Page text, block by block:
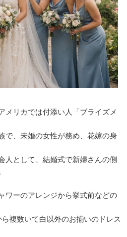
メリカでは付添い人「ブライズメ
で、未婚の女性が務め、花嫁の身
人として、結婚式で新婦さんの側
ワーのアレンジから挙式前などの
複数いて白以外のお揃いのドレス